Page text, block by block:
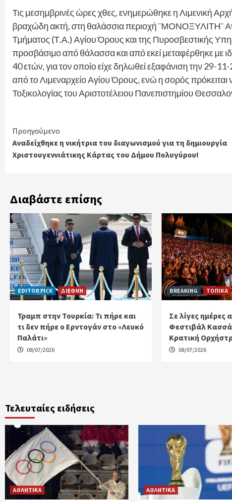
Τις μεσημβρινές ώρες χθες, ενημερώθηκε η Λιμενική
βραχώδη ακτή, στη θαλάσσια περιοχή ¨ΜΟΝΟΞΥΛΙΤΗ¨
Τμήματος (Τ.Α.) Αγίου Όρους και της Πυροσβεστικής
προσβάσιμο από θάλασσα και από εκεί μεταφέρθηκε με
40 ετών, για τον οποίο είχε δηλωθεί εξαφάνιση την 29-
από το Λιμεναρχείο Αγίου Όρους, ενώ η σορός πρόκειται
Τοξικολογίας του Αριστοτέλειου Πανεπιστημίου
Continue
Reading
Προηγούμενο
Αναδείχθηκε η νικήτρια του διαγωνισμού για τη δημιουργία
Χριστουγεννιάτικης Κάρτας του Δήμου Πολυγύρου!
Διαβάστε επίσης
EDITOR PICK ΔΙΕΘΝΗ
Τραμπ στην Τουρκία: Τι πήρε και
τι δεν πήρε ο Ερντογάν στο «Λευκό
Παλάτι»
08/07/2026
BREAKING ΤΟΠΙΚΑ
Σε λίγες ημέρες
Φεστιβάλ
Κρατική
08/07/2026
Τελευταίες ειδήσεις
ΑΘΛΗΤΙΚΑ ΑΘΛΗΤΙΚΑ